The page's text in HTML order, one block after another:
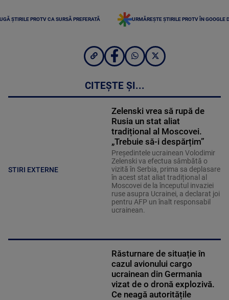
ȘTIRILE PROTV CA SURSĂ PREFERATĂ URMĂREȘTE ȘTIRILE PROTV ÎN GOOGLE
CITEȘTE ȘI...
STIRI EXTERNE
Zelenski vrea să rupă de
Rusia un stat aliat
tradițional al Moscovei.
„Trebuie să-i despărțim”
Președintele ucrainean Volodimir
Zelenski va efectua sâmbătă o
vizită în Serbia, prima sa deplasare
în acest stat aliat tradițional al
Moscovei de la începutul invaziei
ruse asupra Ucrainei, a declarat joi
pentru AFP un înalt responsabil
ucrainean.
Răsturnare de situație în
cazul avionului cargo
ucrainean din Germania
vizat de o dronă explozivă.
Ce neagă autoritățile